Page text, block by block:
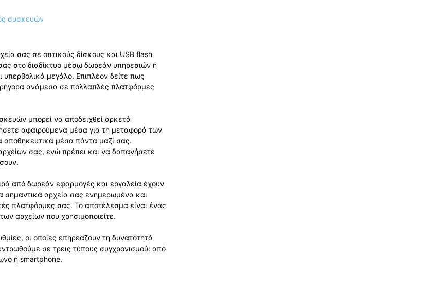
σας σε οπτικούς δίσκους και USB flash
στο διαδίκτυο μέσω δωρεάν υπηρεσιών ή
μεγάλο. Επιπλέον δείτε πως
ανάμεσα σε πολλαπλές πλατφόρμες
μπορεί να αποδειχθεί αρκετά
αφαιρούμενα μέσα για τη μεταφορά των
αποθηκευτικά μέσα πάντα μαζί σας.
σας, ενώ πρέπει και να δαπανήσετε
από δωρεάν εφαρμογές και εργαλεία έχουν
σημαντικά αρχεία σας ενημερωμένα και
πλατφόρμες σας. Το αποτέλεσμα είναι ένας
αρχείων που χρησιμοποιείτε.
οι οποίες επηρεάζουν τη δυνατότητά
σε τρεις τύπους συγχρονισμού: από
ή smartphone.